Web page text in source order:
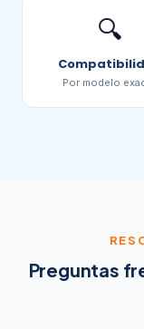
🔍
Por modelo
Preguntas